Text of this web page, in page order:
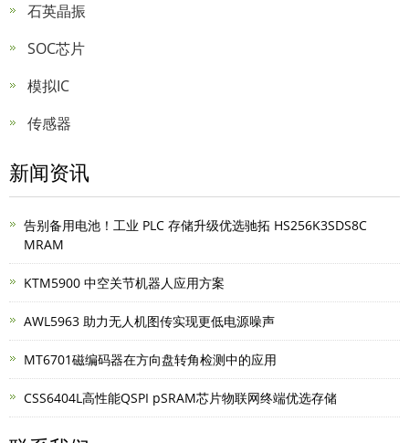
石英晶振
SOC芯片
模拟IC
传感器
新闻资讯
告别备用电池！工业 PLC 存储升级优选驰拓 HS256K3SDS8C
MRAM
KTM5900 中空关节机器人应用方案
AWL5963 助力无人机图传实现更低电源噪声
MT6701磁编码器在方向盘转角检测中的应用
CSS6404L高性能QSPI pSRAM芯片物联网终端优选存储